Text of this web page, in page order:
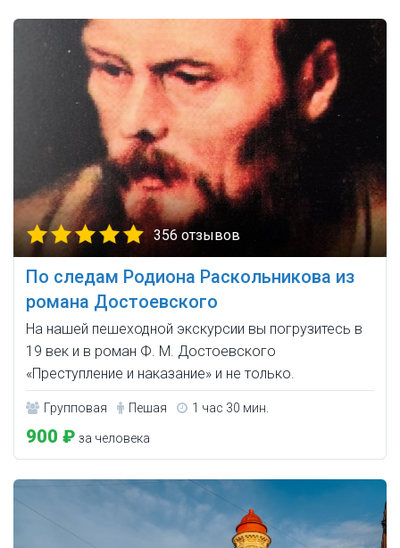
356 отзывов
По следам Родиона Раскольникова из
романа Достоевского
На нашей пешеходной экскурсии вы погрузитесь в
19 век и в роман Ф. М. Достоевского
«Преступление и наказание» и не только.
Групповая Пешая 1 час 30 мин.
900 ₽ за человека